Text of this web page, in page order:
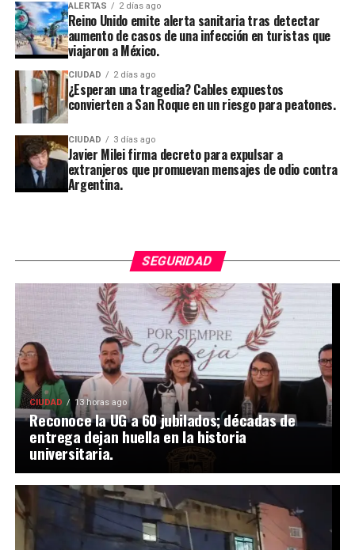
ALERTAS 2 días ago
Reino Unido emite alerta sanitaria tras detectar
aumento de casos de una infección en turistas que
viajaron a México.
CIUDAD 2 días ago
¿Esperan una tragedia? Cables expuestos
convierten a San Roque en un riesgo para peatones.
CIUDAD 3 días ago
Javier Milei firma decreto para expulsar a
extranjeros que promuevan mensajes de odio contra
Argentina.
SEGURIDAD
CIUDAD 13 horas ago
Reconoce la UG a 60 jubilados; décadas de
entrega dejan huella en la historia
universitaria.